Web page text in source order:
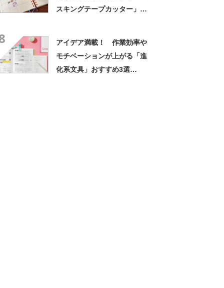
スキングテープカッター」で
アイデア満載！ 作業効率や
モチベーションが上がる「進
化系文具」おすすめ3選